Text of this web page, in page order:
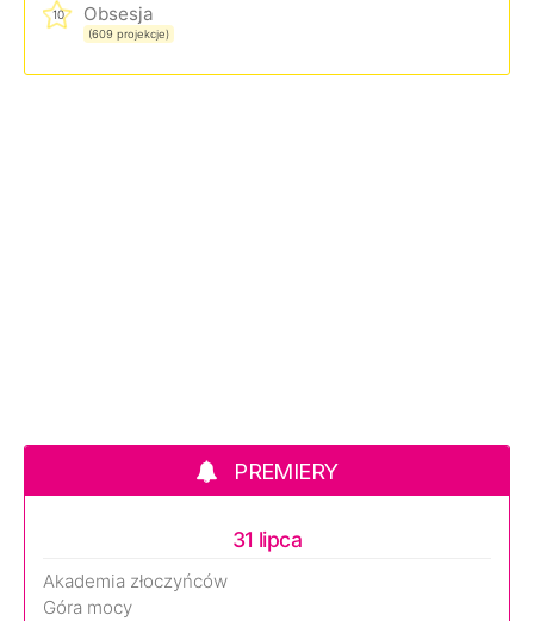
10 Obsesja
(609 projekcje)
PREMIERY
31 lipca
Akademia złoczyńców
Góra mocy